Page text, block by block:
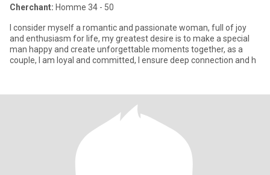
Cherchant: Homme 34 - 50
I consider myself a romantic and passionate woman, full of joy
and enthusiasm for life, my greatest desire is to make a special
man happy and create unforgettable moments together, as a
couple, I am loyal and committed, I ensure deep connection and h